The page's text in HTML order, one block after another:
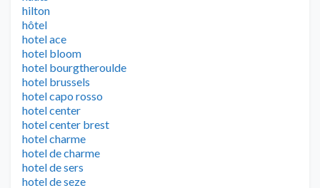
hilton
hôtel
hotel ace
hotel bloom
hotel bourgtheroulde
hotel brussels
hotel capo rosso
hotel center
hotel center brest
hotel charme
hotel de charme
hotel de sers
hotel de seze